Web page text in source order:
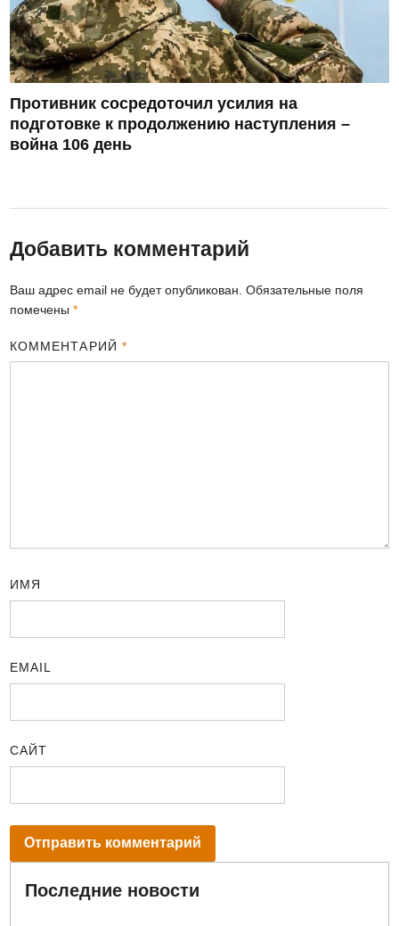
Противник сосредоточил усилия на
подготовке к продолжению наступления –
война 106 день
Добавить комментарий
Ваш адрес email не будет опубликован. Обязательные поля
помечены*
КОММЕНТАРИЙ *
ИМЯ
EMAIL
САЙТ
Последние новости